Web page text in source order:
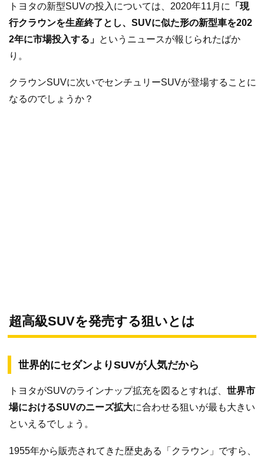
トヨタの新型SUVの投入については、2020年11月に
「現
行クラウンを生産終了とし、SUVに似た形の新型車を202
2年に市場投入する」 というニュースが報じられたばか
り。
クラウンSUVに次いでセンチュリーSUVが登場することに
なるのでしょうか？
超高級SUVを発売する狙いとは
世界的にセダンよりSUVが人気だから
トヨタがSUVのラインナップ拡充を図るとすれば、 世界市
場におけるSUVのニーズ拡大に合わせる狙いが最も大きい
といえるでしょう。
1955年から販売されてきた歴史ある「クラウン」ですら、